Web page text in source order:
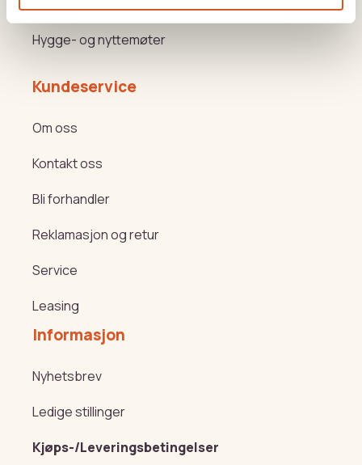
Hygge- og nyttemøter
Kundeservice
Om oss
Kontakt oss
Bli forhandler
Reklamasjon og retur
Service
Leasing
Informasjon
Nyhetsbrev
Ledige stillinger
Kjøps-/Leveringsbetingelser